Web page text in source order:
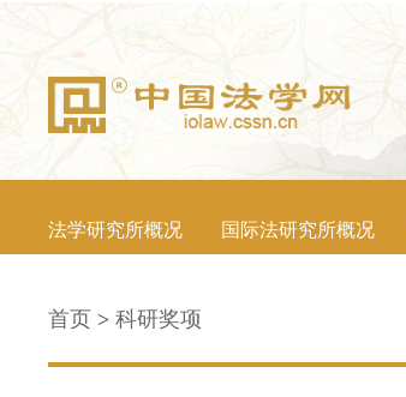
法学研究所概况 国际法研究所概况
首页 > 科研奖项